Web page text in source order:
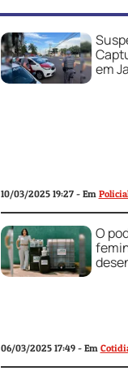
em
10/03/2025 19:27 - Em
O
06/03/2025 17:49 - Em